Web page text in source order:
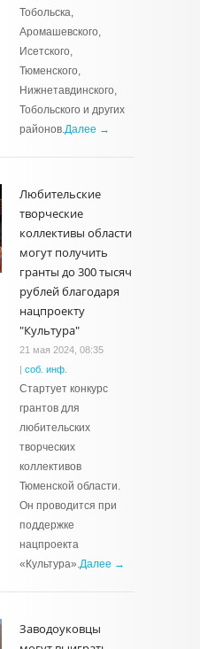
Тобольска,
Аромашевского,
Исетского,
Тюменского,
Нижнетавдинского,
Тобольского и других
районов.Далее →
Любительские
творческие
коллективы области
могут получить
гранты до 300 тысяч
рублей благодаря
нацпроекту
"Культура"
21 мая 2024, 08:35
| соб. инф.
Стартует конкурс
грантов для
любительских
творческих
коллективов
Тюменской области.
Он проводится при
поддержке
нацпроекта
«Культура».Далее →
Заводоуковцы